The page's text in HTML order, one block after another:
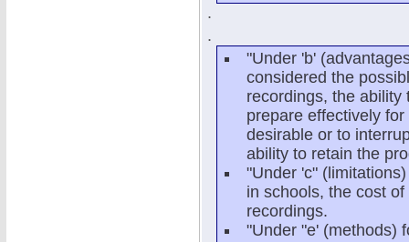
.
.
"Under 'b'
considered the
recordings, the ability
prepare effectively
desirable or to
ability to retain the
"Under 'c"
in schools, the cost
recordings.
"Under "e' (methods)